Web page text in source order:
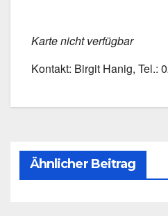
Kar­te nicht ver­füg­bar
Kon­takt: Bir­git Hanig, Tel.:
Ähnlicher Beitrag